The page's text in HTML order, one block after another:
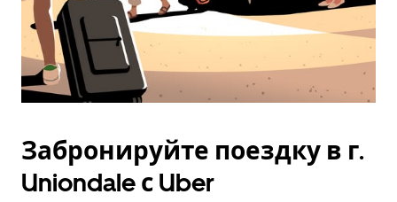
Забронируйте поездку в г.
Uniondale с Uber